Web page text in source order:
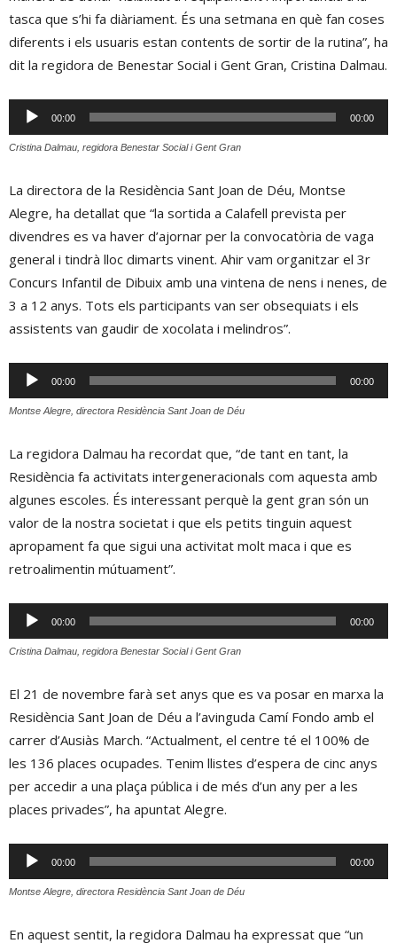
tasca que s’hi fa diàriament. És una setmana en què fan coses
diferents i els usuaris estan contents de sortir de la rutina”, ha
dit la regidora de Benestar Social i Gent Gran, Cristina Dalmau.
Reproductor
d'àudio
00:00 00:00
Cristina Dalmau, regidora Benestar Social i Gent Gran
La directora de la Residència Sant Joan de Déu, Montse
Alegre, ha detallat que “la sortida a Calafell prevista per
divendres es va haver d’ajornar per la convocatòria de vaga
general i tindrà lloc dimarts vinent. Ahir vam organitzar el 3r
Concurs Infantil de Dibuix amb una vintena de nens i nenes, de
3 a 12 anys. Tots els participants van ser obsequiats i els
assistents van gaudir de xocolata i melindros”.
Reproductor
d'àudio
00:00 00:00
Montse Alegre, directora Residència Sant Joan de Déu
La regidora Dalmau ha recordat que, “de tant en tant, la
Residència fa activitats intergeneracionals com aquesta amb
algunes escoles. És interessant perquè la gent gran són un
valor de la nostra societat i que els petits tinguin aquest
apropament fa que sigui una activitat molt maca i que es
retroalimentin mútuament”.
Reproductor
d'àudio
00:00 00:00
Cristina Dalmau, regidora Benestar Social i Gent Gran
El 21 de novembre farà set anys que es va posar en marxa la
Residència Sant Joan de Déu a l’avinguda Camí Fondo amb el
carrer d’Ausiàs March. “Actualment, el centre té el 100% de
les 136 places ocupades. Tenim llistes d’espera de cinc anys
per accedir a una plaça pública i de més d’un any per a les
places privades”, ha apuntat Alegre.
Reproductor
d'àudio
00:00 00:00
Montse Alegre, directora Residència Sant Joan de Déu
En aquest sentit, la regidora Dalmau ha expressat que “un